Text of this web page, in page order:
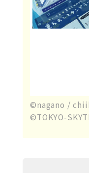
©nagano /
©TOKYO-